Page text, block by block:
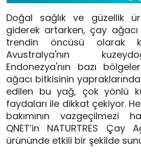
Doğal sağlık ve güzellik
giderek artarken, çay
trendin öncüsü olarak
Avustralya'nın
Endonezya'nın bazı
ağacı bitkisinin
edilen bu yağ, çok yönlü
faydaları ile dikkat çekiyor.
bakımının vazgeçilmezi
QNET’in NATURTRES Çay
ürününde etkili bir şekilde